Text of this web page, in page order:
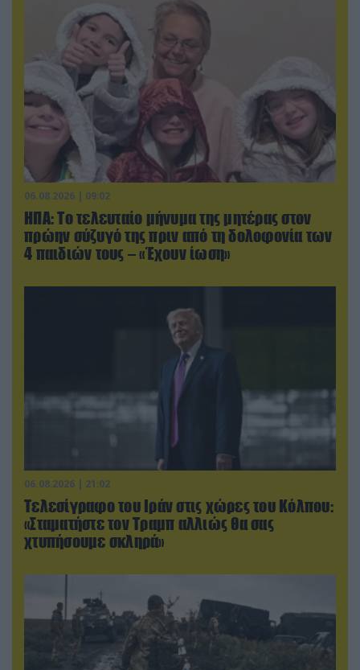
06.08.2026 | 09:02
ΗΠΑ: Το τελευταίο μήνυμα της μητέρας στον
πρώην σύζυγό της πριν από τη δολοφονία των
4 παιδιών τους – «Έχουν ίωση»
06.08.2026 | 21:02
Τελεσίγραφο του Ιράν στις χώρες του Κόλπου:
«Σταματήστε τον Τραμπ αλλιώς θα σας
χτυπήσουμε σκληρά»